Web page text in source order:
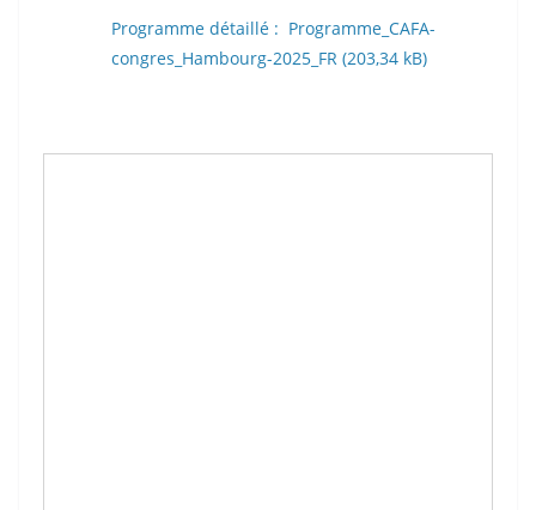
Programme détaillé : Programme_CAFA-
congres_Hambourg-2025_FR